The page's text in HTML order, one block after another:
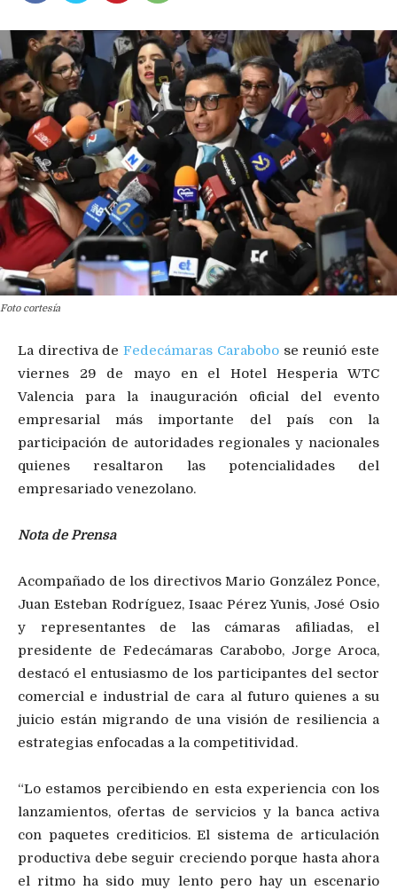
Foto cortesía
La directiva deFedecámaras Carabobose reunió este
viernes 29 de mayo en el Hotel Hesperia WTC
Valencia para la inauguración oficial del evento
empresarial más importante del país con la
participación de autoridades regionales y nacionales
quienes resaltaron las potencialidades del
empresariado venezolano.
Nota de Prensa
Acompañado de los directivos Mario González Ponce,
Juan Esteban Rodríguez, Isaac Pérez Yunis, José Osio
y representantes de las cámaras afiliadas, el
presidente de Fedecámaras Carabobo, Jorge Aroca,
destacó el entusiasmo de los participantes del sector
comercial e industrial de cara al futuro quienes a su
juicio están migrando de una visión de resiliencia a
estrategias enfocadas a la competitividad.
“Lo estamos percibiendo en esta experiencia con los
lanzamientos, ofertas de servicios y la banca activa
con paquetes crediticios. El sistema de articulación
productiva debe seguir creciendo porque hasta ahora
el ritmo ha sido muy lento pero hay un escenario